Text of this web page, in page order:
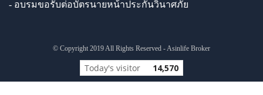
- อบรมขอรับต่อบัตรนายหน้าประกันวินาศภัย
© Copyright 2019 All Rights Reserved - Asinlife Broker
Today's visitor 14,570